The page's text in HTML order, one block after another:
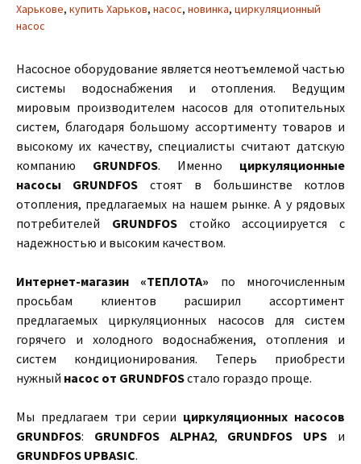
Харькове, купить Харьков, насос, новинка, циркуляционный
насос
Насосное оборудование является неотъемлемой частью
системы водоснабжения и отопления. Ведущим
мировым производителем насосов для отопительных
систем, благодаря большому ассортименту товаров и
высокому их качеству, специалисты считают датскую
компанию GRUNDFOS. Именно циркуляционные
насосы GRUNDFOS стоят в большинстве котлов
отопления, предлагаемых на нашем рынке. А у рядовых
потребителей GRUNDFOSстойко ассоциируется с
надежностью и высоким качеством.
Интернет-магазин «ТЕПЛОТА» по многочисленным
просьбам клиентов расширил ассортимент
предлагаемых циркуляционных насосов для систем
горячего и холодного водоснабжения, отопления и
систем кондиционирования. Теперь приобрести
нужный насос от GRUNDFOSстало гораздо проще.
Мы предлагаем три серии циркуляционных насосов
GRUNDFOS: GRUNDFOS ALPHA2, GRUNDFOS UPS и
GRUNDFOS UPBASIC.